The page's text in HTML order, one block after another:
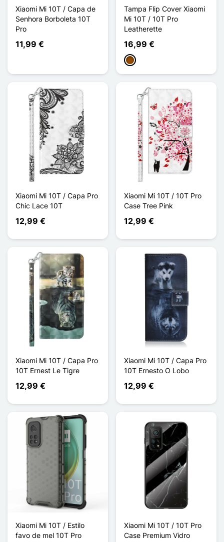
Xiaomi Mi 10T / Capa de
Senhora Borboleta 10T
Pro
11,99 €
Tampa Flip Cover Xiaomi
Mi 10T / 10T Pro
Leatherette
16,99 €
Castanho
Xiaomi Mi 10T / Capa Pro
Chic Lace 10T
12,99 €
Xiaomi Mi 10T / 10T Pro
Case Tree Pink
12,99 €
Xiaomi Mi 10T / Capa Pro
10T Ernest Le Tigre
12,99 €
Xiaomi Mi 10T / Capa Pro
10T Ernesto O Lobo
12,99 €
Xiaomi Mi 10T / Estilo
favo de mel 10T Pro
Xiaomi Mi 10T / 10T Pro
Case Premium Vidro